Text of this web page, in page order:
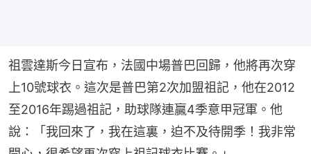
祖雲達斯今日宣布，法國中場普巴回歸，他將再次穿
上10號球衣。這次是普巴第2次加盟祖記，他在2012
至2016年踢過祖記，助球隊連贏4季意甲冠軍。他
說：「我回來了，我在這裏，迫不及待開季！我非常